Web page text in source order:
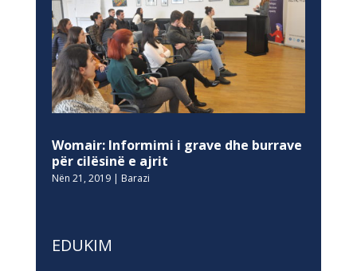
Womair: Informimi i grave dhe burrave
për cilësinë e ajrit
Nën 21, 2019| Barazi
EDUKIM